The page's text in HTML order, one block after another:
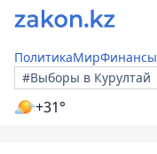
ПолитикаМирФинансы
#Выборы в Курултай
+31°